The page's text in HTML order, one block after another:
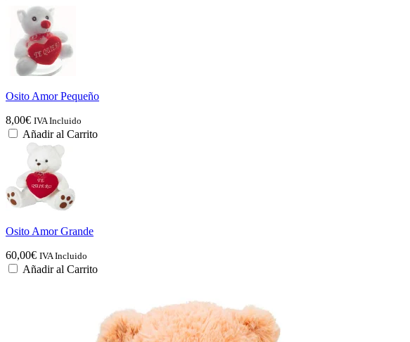
Osito Amor Pequeño
8,00€ IVA Incluido
Añadir al Carrito
Osito Amor Grande
60,00€ IVA Incluido
Añadir al Carrito